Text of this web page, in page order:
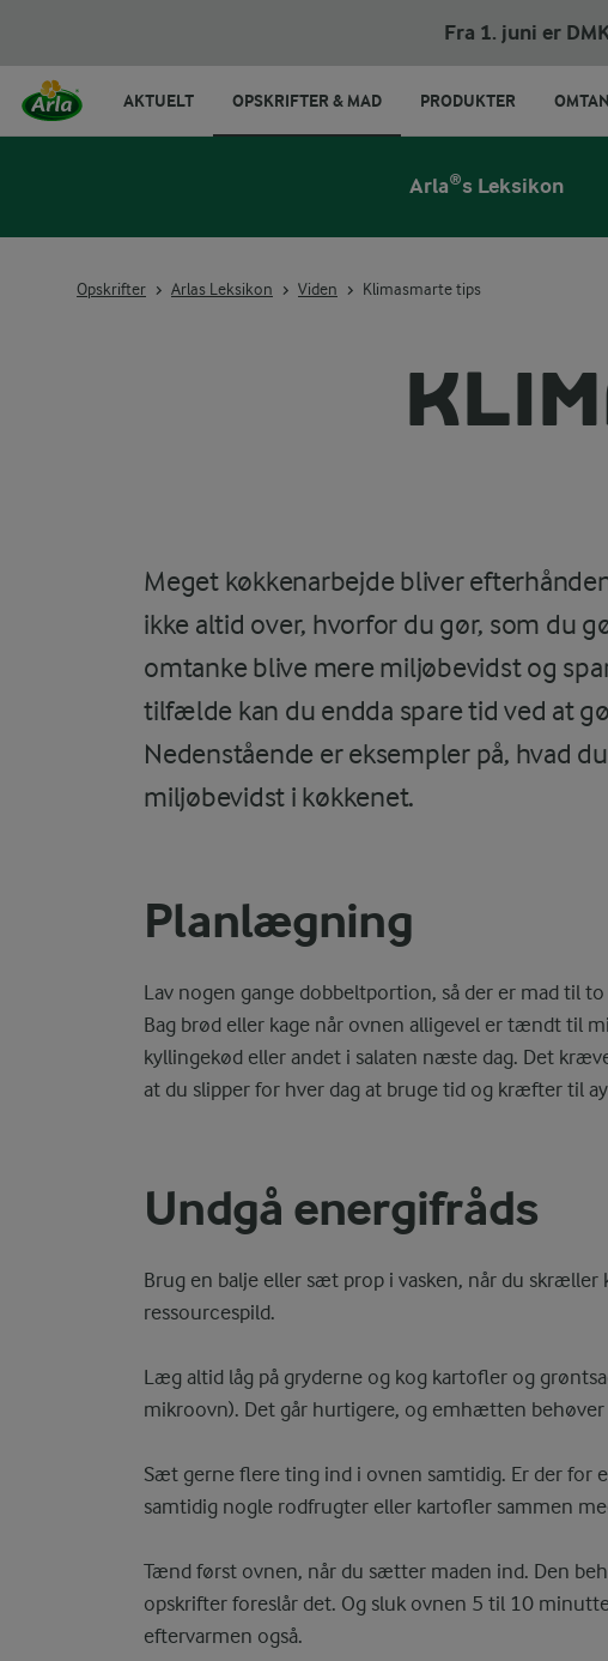
Fra 1. juni er
AKTUELT OPSKRIFTER & MAD PRODUKTER
Arla®s Leksikon
Opskrifter Arlas Leksikon Viden Klimasmarte tips
Meget køkkenarbejde bliver
ikke altid over, hvorfor du gør, som du
omtanke blive mere miljøbevidst og
tilfælde kan du endda spare tid ved at
Nedenstående er eksempler på, hvad
miljøbevidst i køkkenet.
Planlægning
Lav nogen gange dobbeltportion, så der er mad til
Bag brød eller kage når ovnen alligevel er tændt til
kyllingekød eller andet i salaten næste dag. Det
at du slipper for hver dag at bruge tid og kræfter til
Undgå energifråds
Brug en balje eller sæt prop i vasken, når du
ressourcespild.
Læg altid låg på gryderne og kog kartofler og
mikroovn). Det går hurtigere, og emhætten behøver
Sæt gerne flere ting ind i ovnen samtidig. Er der for
samtidig nogle rodfrugter eller kartofler sammen
Tænd først ovnen, når du sætter maden ind. Den
opskrifter foreslår det. Og sluk ovnen 5 til 10
eftervarmen også.